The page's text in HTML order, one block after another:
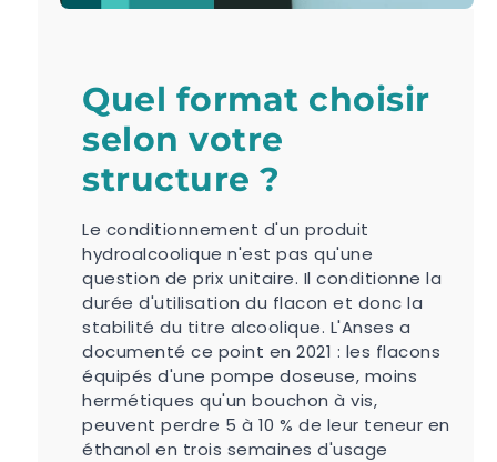
Quel format choisir
selon votre
structure ?
Le conditionnement d'un produit
hydroalcoolique n'est pas qu'une
question de prix unitaire. Il conditionne la
durée d'utilisation du flacon et donc la
stabilité du titre alcoolique. L'Anses a
documenté ce point en 2021 : les flacons
équipés d'une pompe doseuse, moins
hermétiques qu'un bouchon à vis,
peuvent perdre 5 à 10 % de leur teneur en
éthanol en trois semaines d'usage